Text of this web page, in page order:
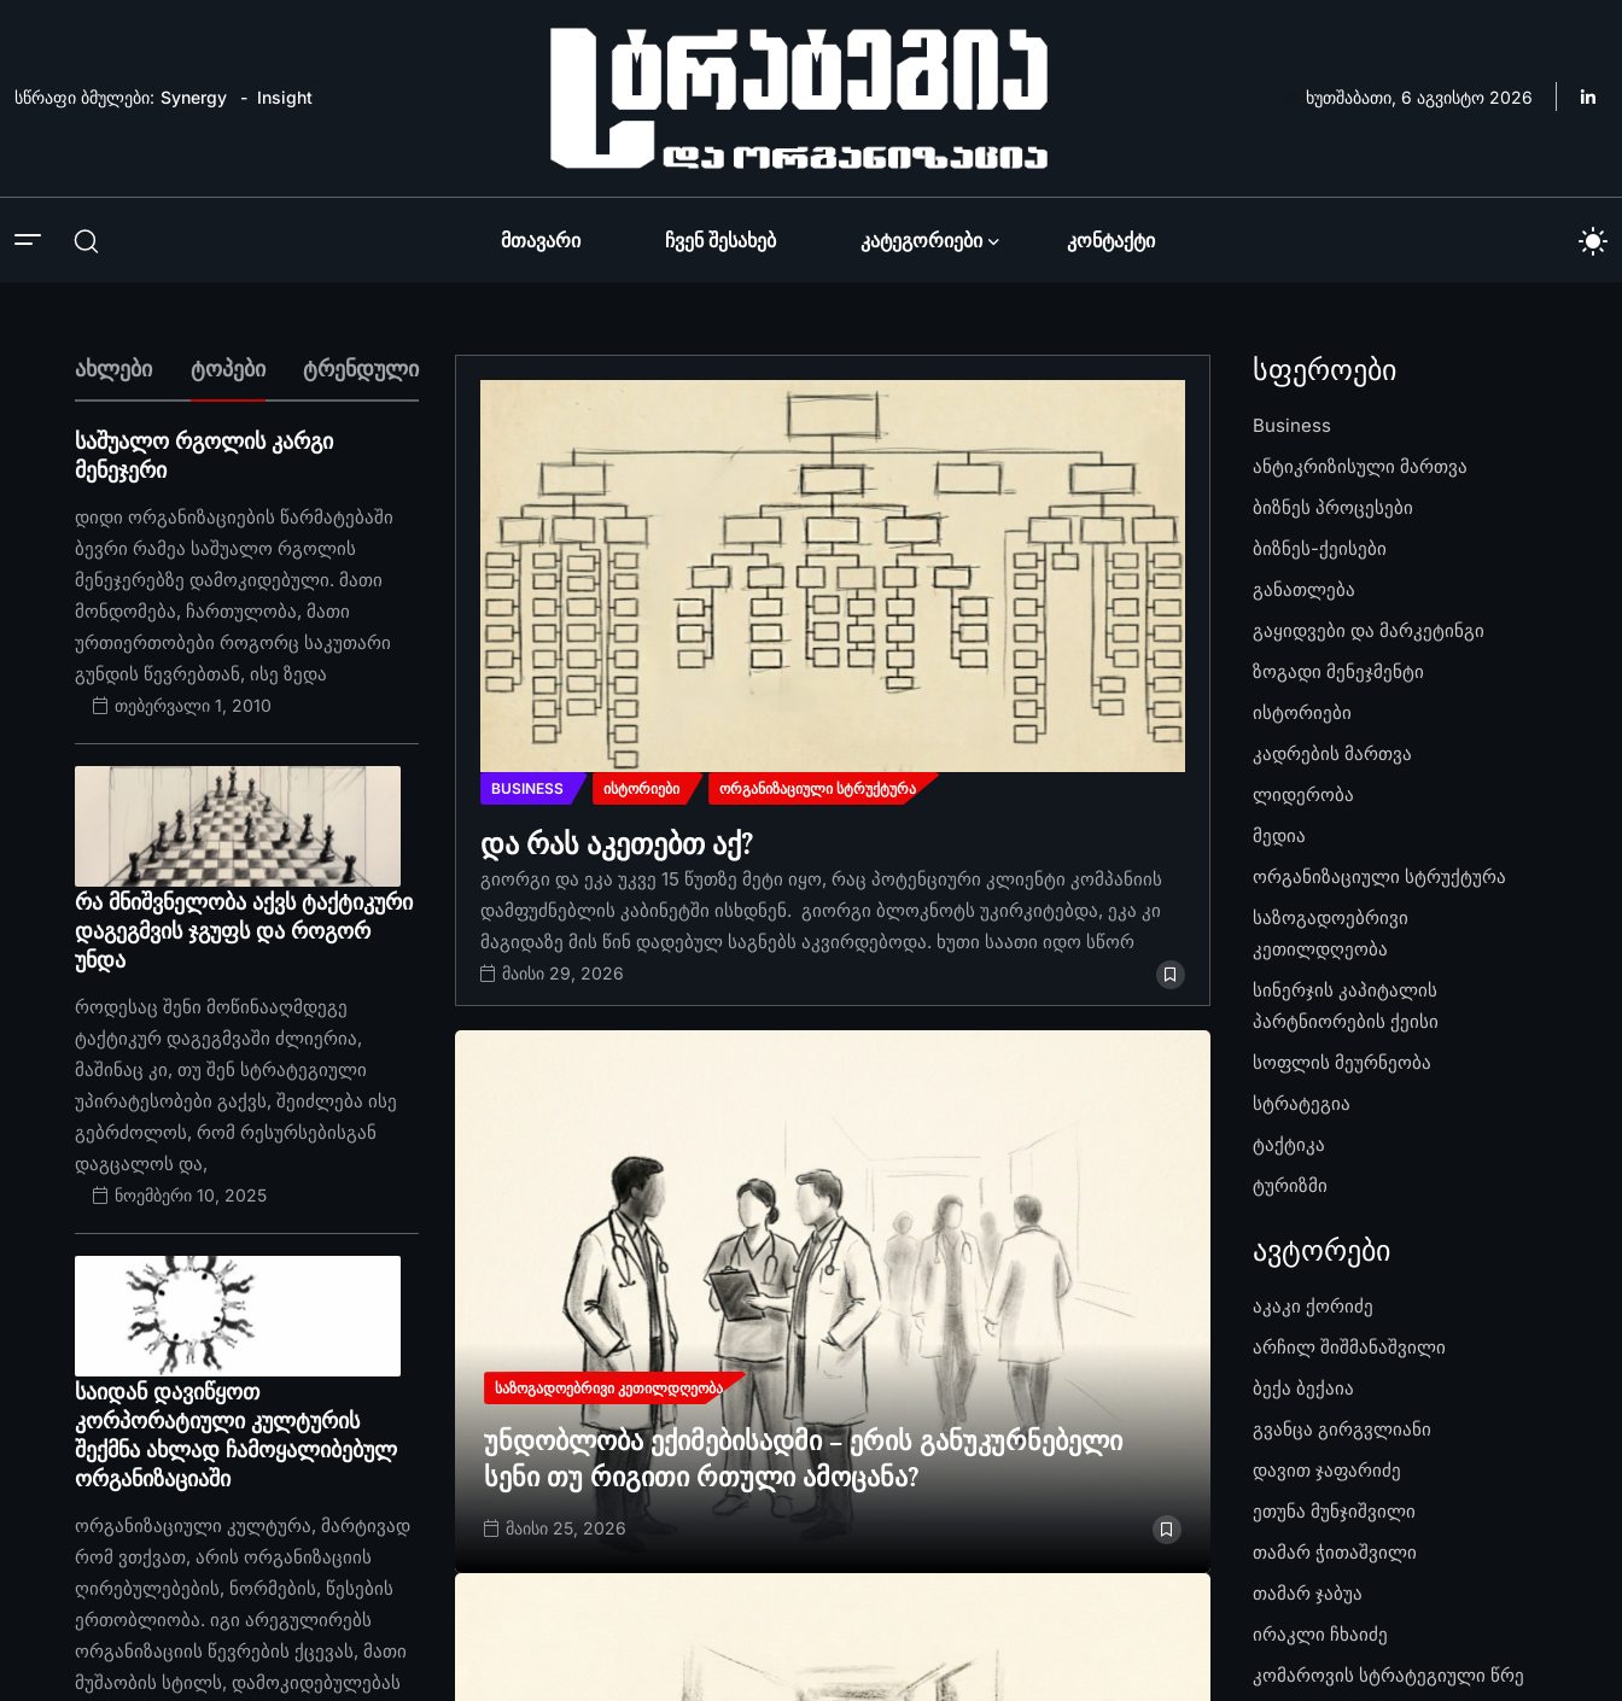
სწრაფი ბმულები: Synergy Insight ხუთშაბათი, 6 აგვისტო 2026
Მთავარი Ჩვენ Შესახებ Კატეგორიები Კონტაქტი
ახლები ტოპები ტრენდული
საშუალო რგოლის კარგი
მენეჯერი
დიდი ორგანიზაციების წარმატებაში
ბევრი რამეა საშუალო რგოლის
მენეჯერებზე დამოკიდებული. მათი
მონდომება, ჩართულობა, მათი
ურთიერთობები როგორც საკუთარი
გუნდის წევრებთან, ისე ზედა
თებერვალი 1, 2010
რა მნიშვნელობა აქვს ტაქტიკური
დაგეგმვის ჯგუფს და როგორ
უნდა
როდესაც შენი მოწინააღმდეგე
ტაქტიკურ დაგეგმვაში ძლიერია,
მაშინაც კი, თუ შენ სტრატეგიული
უპირატესობები გაქვს, შეიძლება ისე
გებრძოლოს, რომ რესურსებისგან
დაგცალოს და,
ნოემბერი 10, 2025
საიდან დავიწყოთ
კორპორატიული კულტურის
შექმნა ახლად ჩამოყალიბებულ
ორგანიზაციაში
ორგანიზაციული კულტურა, მარტივად
რომ ვთქვათ, არის ორგანიზაციის
ღირებულებების, ნორმების, წესების
ერთობლიობა. იგი არეგულირებს
ორგანიზაციის წევრების ქცევას, მათი
მუშაობის სტილს, დამოკიდებულებას
BUSINESS ᲘᲡᲢᲝᲠᲘᲔᲑᲘ ᲝᲠᲒᲐᲜᲘᲖᲐᲪᲘᲣᲚᲘ ᲡᲢᲠᲣᲥᲢᲣᲠᲐ
და რას აკეთებთ აქ?
გიორგი და ეკა უკვე 15 წუთზე მეტი იყო, რაც პოტენციური კლიენტი კომპანიის
დამფუძნებლის კაბინეტში ისხდნენ. გიორგი ბლოკნოტს უკირკიტებდა, ეკა კი
მაგიდაზე მის წინ დადებულ საგნებს აკვირდებოდა. ხუთი საათი იდო სწორ
მაისი 29, 2026
ᲡᲐᲖᲝᲒᲐᲓᲝᲔᲑᲠᲘᲕᲘ ᲙᲔᲗᲘᲚᲓᲦᲔᲝᲑᲐ
უნდობლობა ექიმებისადმი – ერის განუკურნებელი
სენი თუ რიგითი რთული ამოცანა?
მაისი 25, 2026
სფეროები
Business
ანტიკრიზისული მართვა
ბიზნეს პროცესები
ბიზნეს-ქეისები
განათლება
გაყიდვები და მარკეტინგი
ზოგადი მენეჯმენტი
ისტორიები
კადრების მართვა
ლიდერობა
მედია
ორგანიზაციული სტრუქტურა
საზოგადოებრივი
კეთილდღეობა
სინერჯის კაპიტალის
პარტნიორების ქეისი
სოფლის მეურნეობა
სტრატეგია
ტაქტიკა
ტურიზმი
ავტორები
აკაკი ქორიძე
არჩილ შიშმანაშვილი
ბექა ბექაია
გვანცა გირგვლიანი
დავით ჯაფარიძე
ეთუნა მუნჯიშვილი
თამარ ჭითაშვილი
თამარ ჯაბუა
ირაკლი ჩხაიძე
კომაროვის სტრატეგიული წრე